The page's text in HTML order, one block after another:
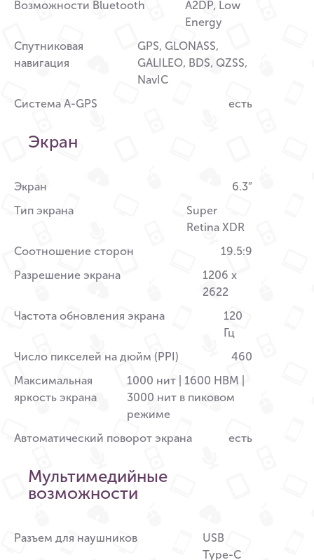
Возможности Bluetooth
A2DP, Low
Energy
Спутниковая
навигация
GPS, GLONASS,
GALILEO, BDS, QZSS,
NavIC
Система A-GPS
есть
Экран
Экран
6.3″
Тип экрана
Super
Retina XDR
Соотношение сторон
19.5:9
Разрешение экрана
1206 x
2622
Частота обновления экрана
120
Гц
Число пикселей на дюйм (PPI)
460
Максимальная
яркость экрана
1000 нит | 1600 HBM |
3000 нит в пиковом
режиме
Автоматический поворот экрана
есть
Мультимедийные
возможности
Разъем для наушников
USB
Type-C